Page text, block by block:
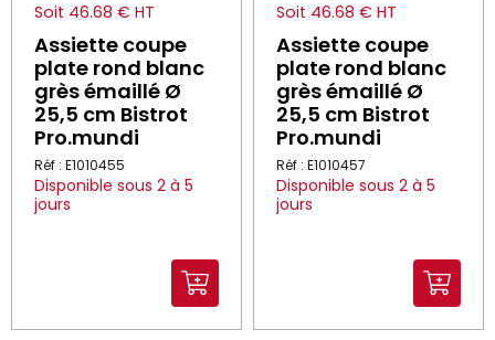
Soit 46.68 € HT
Assiette coupe
plate rond blanc
grès émaillé Ø
25,5 cm Bistrot
Pro.mundi
Réf : E1010455
Disponible sous 2 à 5
jours
Soit 46.68 € HT
Assiette coupe
plate rond blanc
grès émaillé Ø
25,5 cm Bistrot
Pro.mundi
Réf : E1010457
Disponible sous 2 à 5
jours